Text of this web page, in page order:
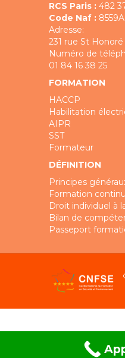
RCS Paris : 482
Code Naf : 8559A
Adresse:
231 rue St Honoré
Numéro de
01 84 16 38 25
FORMATION
HACCP
Habilitation
AIPR
SST
Formateur
DÉFINITION
Principes
Formation
Droit individuel à
Bilan de
Passeport